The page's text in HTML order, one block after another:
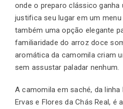
onde o preparo clássico ganha
justifica seu lugar em um
também uma opção elegante
familiaridade do arroz doce
aromática da camomila criam
sem assustar paladar nenhum.
A camomila em saché, da linha
Ervas e Flores daChás Real, é